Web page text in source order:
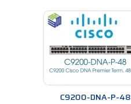
C9200-DNA-P-48